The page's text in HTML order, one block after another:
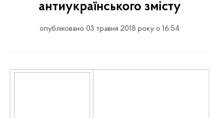
антиукраїнського змісту
опубліковано 03 травня 2018 року о 16:54